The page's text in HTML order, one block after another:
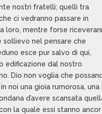
nostri fratelli; quelli tra
ci vedranno passare in
loro, mentre forse
sollievo nel pensare che
esce pur salvo di qui,
edificazione dal nostro
Dio non voglia che
noi una gioia rumorosa, una
d’avere scansata
la quale essi stanno ancor